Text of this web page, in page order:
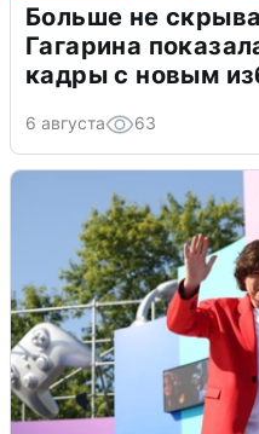
Больше не
Гагарина
кадры с новым
6 августа 63